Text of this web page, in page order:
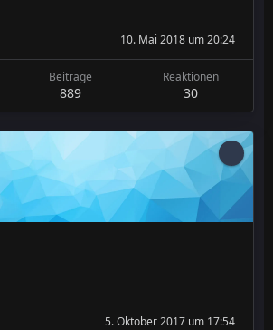
10. Mai 2018 um 20:24
Beiträge
889
Reaktionen
30
5. Oktober 2017 um 17:54